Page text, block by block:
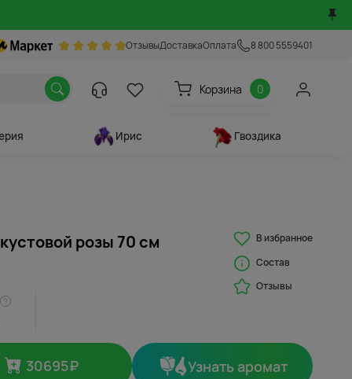
ОтзывыДоставкаОплата 8 800 5559401
Корзина 0
Ирис Гвоздика
розы 70 см
В избранное
Состав
Отзывы
30695₽ Узнать аромат